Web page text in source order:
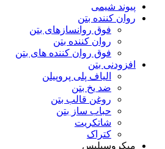
پیوند شیمی
روان کننده بتن
فوق روانسازهای بتن
روان کننده بتن
فوق روان کننده های بتن
افزودنی بتن
الیاف پلی پروپیلن
ضد یخ بتن
روغن قالب بتن
حباب ساز بتن
شاتکریت
کتراک
میکروسیلیس